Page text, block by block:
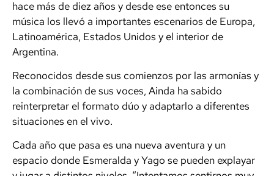
hace más de diez años y desde ese entonces su
música los llevó a importantes escenarios de Europa,
Latinoamérica, Estados Unidos y el interior de
Argentina.
Reconocidos desde sus comienzos por las armonías y
la combinación de sus voces, Ainda ha sabido
reinterpretar el formato dúo y adaptarlo a diferentes
situaciones en el vivo.
Cada año que pasa es una nueva aventura y un
espacio donde Esmeralda y Yago se pueden explayar